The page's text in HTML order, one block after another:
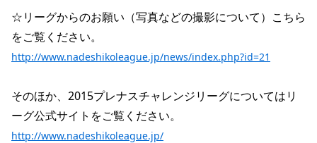
☆リーグからのお願い（写真などの撮影について）こちら
をご覧ください。
http://www.nadeshikoleague.jp/news/index.php?id=21
そのほか、2015プレナスチャレンジリーグについてはリ
http://www.nadeshikoleague.jp/